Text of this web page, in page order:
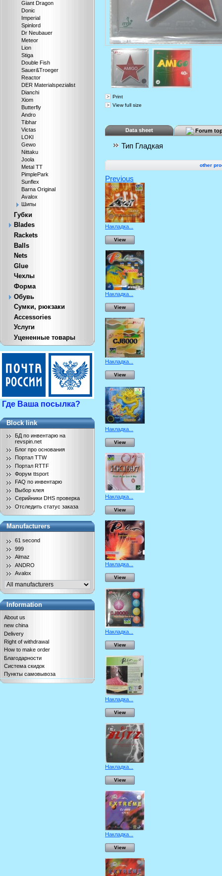
Giant Dragon
Donic
Imperial
Spinlord
Dr Neubauer
Meteor
Lion
Stiga
Double Fish
Sauer&Troeger
Reactor
DER Materialspezialist
Dianchi
Xiom
Butterfly
Andro
Tibhar
Victas
LOKI
Gewo
Nittaku
Joola
Metal TT
PimplePark
Sunflex
Barna Original
Avalox
Шипы
Губки
Blades
Rackets
Balls
Nets
Glue
Чехлы
Форма
Обувь
Сумки, рюкзаки
Accessories
Услуги
Уцененные товары
Где Ваша посылка?
Block link
БД по инвентарю на
revspin.net
Блог про основания
Портал TTW
Портал RTTF
Форум ttsport
FAQ по инвентарю
Выбор клея
Серийники DHS проверка
Отследить статус заказа
Manufacturers
61 second
999
Almaz
ANDRO
Avalox
Information
About us
new china
Delivery
Right of withdrawal
How to make order
Благодарности
Система скидок
Пункты самовывоза
Print
View full size
Data sheet Forum
Тип Гладкая
other
Previous
Накладка...
View
Накладка...
View
Накладка...
View
Накладка...
View
Накладка...
View
Накладка...
View
Накладка...
View
Накладка...
View
Накладка...
View
Накладка...
View